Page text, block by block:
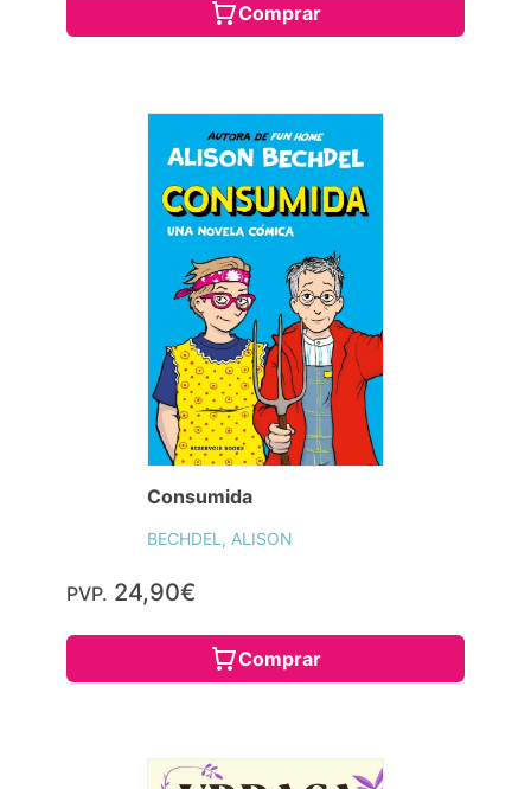
Comprar
Consumida
BECHDEL, ALISON
PVP. 24,90€
Comprar